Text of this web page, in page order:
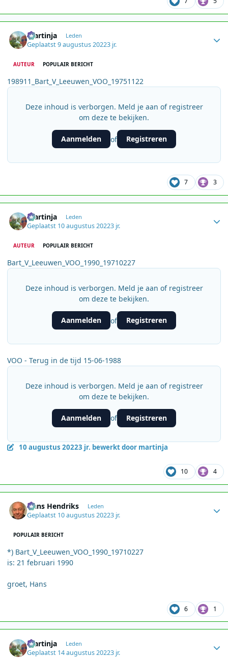
martinja Leden
Geplaatst9 augustus 20223 jr.
AUTEUR POPULAIR BERICHT
198911_Bart_V_Leeuwen_VOO_19751122
Deze inhoud is verborgen. Meld je aan of registreer
om deze te bekijken.
Aanmelden of Registreren
7 3
martinja Leden
Geplaatst 10 augustus 20223 jr.
AUTEUR POPULAIR BERICHT
Bart_V_Leeuwen_VOO_1990_19710227
Deze inhoud is verborgen. Meld je aan of registreer
om deze te bekijken.
Aanmelden of Registreren
VOO - Terug in de tijd 15-06-1988
Deze inhoud is verborgen. Meld je aan of registreer
om deze te bekijken.
Aanmelden of Registreren
10 augustus 20223 jr. bewerkt door martinja
10 4
Hans Hendriks Leden
Geplaatst 10 augustus 20223 jr.
POPULAIR BERICHT
*) Bart_V_Leeuwen_VOO_1990_19710227
is: 21 februari 1990
groet, Hans
6 1
martinja Leden
Geplaatst 14 augustus 20223 jr.